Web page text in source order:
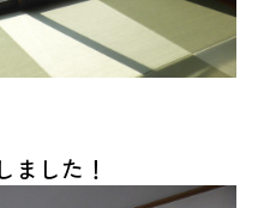
ました！